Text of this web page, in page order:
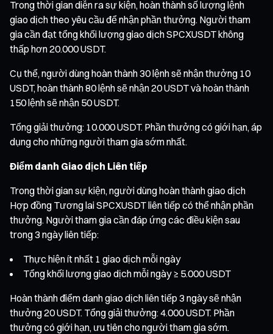
Trong thời gian diễn ra sự kiện, hoàn thành số lượng lệnh
giao dịch theo yêu cầu để nhận phần thưởng. Người tham
gia cần đạt tổng khối lượng giao dịch SPCXUSDT không
thấp hơn 20.000 USDT.
Cụ thể, người dùng hoàn thành 30 lệnh sẽ nhận thưởng 10
USDT, hoàn thành 80 lệnh sẽ nhận 20 USDT và hoàn thành
150 lệnh sẽ nhận 50 USDT.
Tổng giải thưởng: 10.000 USDT. Phần thưởng có giới hạn, áp
dụng cho những người tham gia sớm nhất.
Điểm danh Giao dịch Liên tiếp
Trong thời gian sự kiện, người dùng hoàn thành giao dịch
Hợp đồng Tương lai SPCXUSDT liên tiếp có thể nhận phần
thưởng. Người tham gia cần đáp ứng các điều kiện sau
trong 3 ngày liên tiếp:
Thực hiện ít nhất 1 giao dịch mỗi ngày
Tổng khối lượng giao dịch mỗi ngày ≥ 5.000 USDT
Hoàn thành điểm danh giao dịch liên tiếp 3 ngày sẽ nhận
thưởng 20 USDT. Tổng giải thưởng: 4.000 USDT. Phần
thưởng có giới hạn, ưu tiên cho người tham gia sớm.